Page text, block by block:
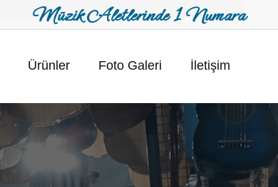
Müzik Aletlerinde 1 Numara
Ürünler Foto Galeri İletişim